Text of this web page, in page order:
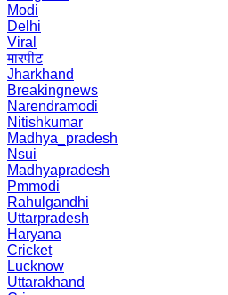
Modi
Delhi
Viral
मारपीट
Jharkhand
Breakingnews
Narendramodi
Nitishkumar
Madhya_pradesh
Nsui
Madhyapradesh
Pmmodi
Rahulgandhi
Uttarpradesh
Haryana
Cricket
Lucknow
Uttarakhand